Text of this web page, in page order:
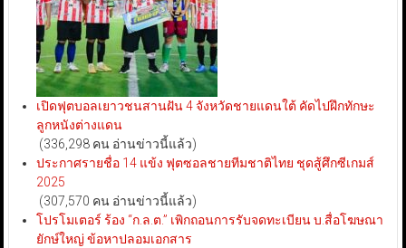
เปิดฟุตบอลเยาวชนสานฝัน 4 จังหวัดชายแดนใต้ คัดไปฝึกทักษะ
ลูกหนังต่างแดน
(336,298 คน อ่านข่าวนี้แล้ว)
ประกาศรายชื่อ 14 แข้ง ฟุตซอลชายทีมชาติไทย ชุดสู้ศึกซีเกมส์
2025
(307,570 คน อ่านข่าวนี้แล้ว)
โปรโมเตอร์ ร้อง “ก.ล.ต.” เพิกถอนการรับจดทะเบียน บ.สื่อโฆษณา
ยักษ์ใหญ่ ข้อหาปลอมเอกสาร